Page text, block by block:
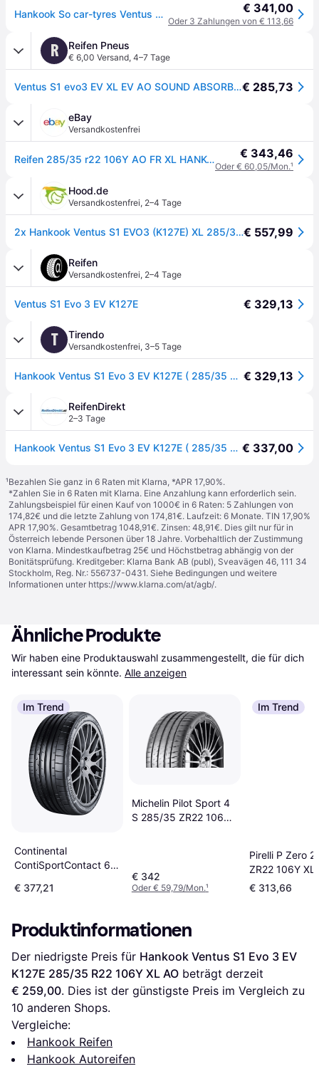
Hankook So car-tyres Ventus S1 Evo 3 EV K127E ( 285/35 R22 106Y XL 4PR AO, EV, SoundAbsorber, mit Felgenschutz (MFS) SBL ) € 341,00
Oder 3 Zahlungen von € 113,66
R Reifen Pneus
€ 6,00 Versand, 4–7 Tage
Ventus S1 evo3 EV XL EV AO SOUND ABSORBER€ 285,73
eBay
Versandkostenfrei
Reifen 285/35 r22 106Y AO FR XL HANKOOK K127E VENTUS S1 EVO3 sommer neu € 343,46
Oder € 60,05/Mon.¹
Hood.de
Versandkostenfrei, 2–4 Tage
2x Hankook Ventus S1 EVO3 (K127E) XL 285/35R22 Y Reifen Sommer PKW€ 557,99
Reifen
Versandkostenfrei, 2–4 Tage
Ventus S1 Evo 3 EV K127E € 329,13
T Tirendo
Versandkostenfrei, 3–5 Tage
Hankook Ventus S1 Evo 3 EV K127E ( 285/35 R22 106Y XL 4PR AO, EV, SoundAbsorber, mit Felgenschutz (MFS) SBL ) - schwarz € 329,13
ReifenDirekt
2–3 Tage
Hankook Ventus S1 Evo 3 EV K127E ( 285/35 R22 106Y XL 4PR AO, EV, SoundAbsorber, mit Felgenschutz (MFS) SBL ) € 337,00
¹Bezahlen Sie ganz in 6 Raten mit Klarna, *APR 17,90%.
*Zahlen Sie in 6 Raten mit Klarna. Eine Anzahlung kann erforderlich sein.
Zahlungsbeispiel für einen Kauf von 1000€ in 6 Raten: 5 Zahlungen von
174,82€ und die letzte Zahlung von 174,81€. Laufzeit: 6 Monate. TIN 17,90%
APR 17,90%. Gesamtbetrag 1048,91€. Zinsen: 48,91€. Dies gilt nur für in
Österreich lebende Personen über 18 Jahre. Vorbehaltlich der Zustimmung
von Klarna. Mindestkaufbetrag 25€ und Höchstbetrag abhängig von der
Bonitätsprüfung. Kreditgeber: Klarna Bank AB (publ), Sveavägen 46, 111 34
Stockholm, Reg. Nr.: 556737-0431. Siehe Bedingungen und weitere
Informationen unter https://www.klarna.com/at/agb/.
Ähnliche Produkte
Wir haben eine Produktauswahl zusammengestellt, die für dich
interessant sein könnte. Alle anzeigen
Im Trend
Continental
ContiSportContact 6
ContiSilent FR
€ 377,21
Michelin Pilot Sport 4
S 285/35 ZR22 106Y
€ 342
Oder € 59,79/Mon.¹
Im Trend
Pirelli P Zero
ZR22 106Y XL
€ 313,66
Produktinformationen
Der niedrigste Preis für Hankook Ventus S1 Evo 3 EV
K127E 285/35 R22 106Y XL AO
€ 259,00
10 anderen Shops.
Vergleiche:
Hankook Reifen
Hankook Autoreifen